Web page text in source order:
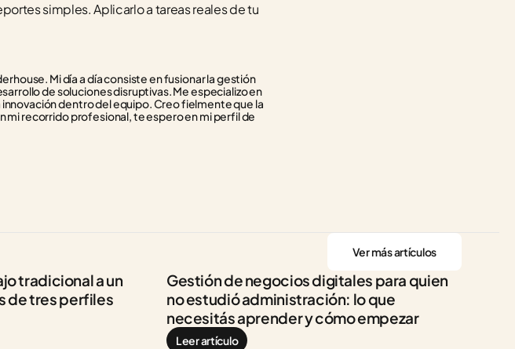
simples. Aplicarlo a tareas reales de tu
Mi día a día consiste en fusionar la gestión
de soluciones disruptivas. Me especializo en
dentro del equipo. Creo fielmente que la
mi recorrido profesional, te espero en mi perfil de
Ver más artículos
tradicional a un
de tres perfiles
Gestión de negocios digitales para quien
no estudió administración: lo que
necesitás aprender y cómo empezar
Leer artículo